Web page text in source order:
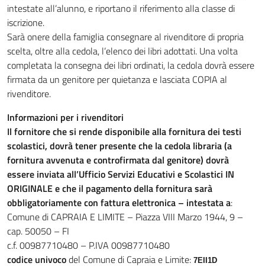
intestate all’alunno, e riportano il riferimento alla classe di
iscrizione.
Sarà onere della famiglia consegnare al rivenditore di propria
scelta, oltre alla cedola, l’elenco dei libri adottati. Una volta
completata la consegna dei libri ordinati, la cedola dovrà essere
firmata da un genitore per quietanza e lasciata COPIA al
rivenditore.
Informazioni per i rivenditori
Il fornitore che si rende disponibile alla fornitura dei testi
scolastici, dovrà tener presente che la cedola libraria (a
fornitura avvenuta e controfirmata dal genitore) dovrà
essere inviata all’Ufficio Servizi Educativi e Scolastici IN
ORIGINALE e che il pagamento della fornitura sarà
obbligatoriamente con fattura elettronica – intestata a:
Comune di CAPRAIA E LIMITE – Piazza VIII Marzo 1944, 9 –
cap. 50050 – FI
c.f. 00987710480 – P.IVA 00987710480
codice univocodel Comune di Capraia e Limite: 7EII1D